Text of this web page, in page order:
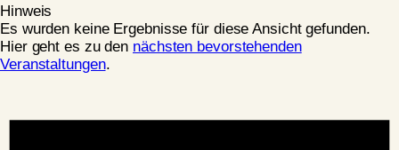
Hinweis
Es wurden keine Ergebnisse für diese Ansicht gefunden.
Hier geht es zu den nächsten bevorstehenden
Veranstaltungen.